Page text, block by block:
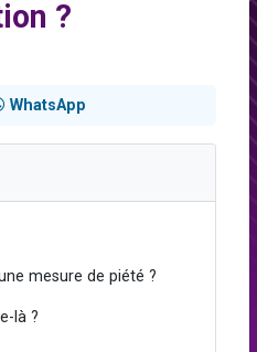
?
WhatsApp
mesure de piété ?
là ?